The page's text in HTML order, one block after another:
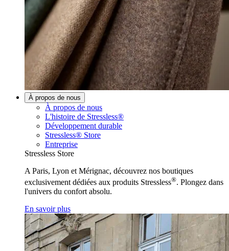
À propos de nous
À propos de nous
L'histoire de Stressless®
Développement durable
Stressless® Store
Entreprise
Stressless Store
A Paris, Lyon et Mérignac, découvrez nos boutiques
exclusivement dédiées aux produits Stressless®. Plongez dans
l'univers du confort absolu.
En savoir plus